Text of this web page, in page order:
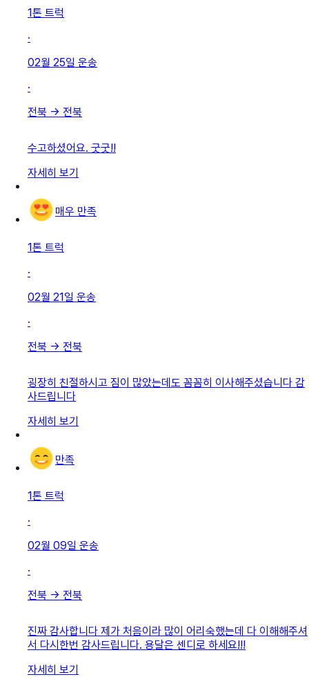
1톤 트럭
·
02월 25일 운송
·
전북 → 전북
수고하셨어요. 굿굿!!
자세히 보기
매우 만족
1톤 트럭
·
02월 21일 운송
·
전북 → 전북
굉장히 친절하시고 짐이 많았는데도 꼼꼼히 이사해주셨습니다 감
사드립니다
자세히 보기
만족
1톤 트럭
·
02월 09일 운송
·
전북 → 전북
진짜 감사합니다 제가 처음이라 많이 어리숙했는데 다 이해해주셔
서 다시한번 감사드립니다. 용달은 센디로 하세요!!!
자세히 보기